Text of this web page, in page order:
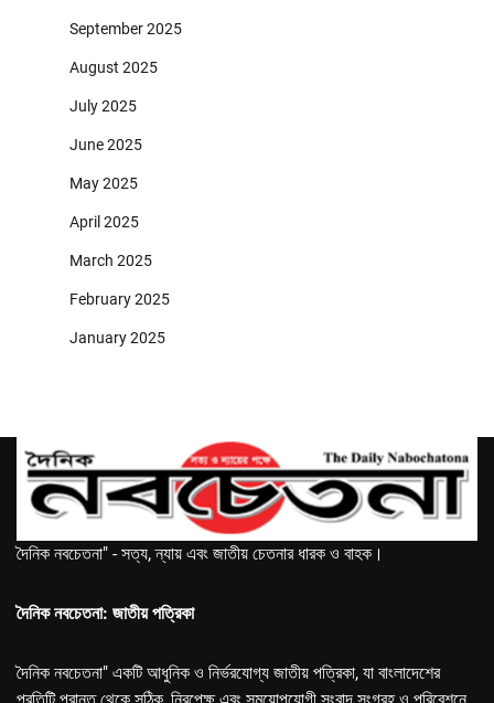
September 2025
August 2025
July 2025
June 2025
May 2025
April 2025
March 2025
February 2025
January 2025
দৈনিক নবচেতনা" - সত্য, ন্যায় এবং জাতীয় চেতনার ধারক ও বাহক।
দৈনিক নবচেতনা: জাতীয় পত্রিকা
দৈনিক নবচেতনা" একটি আধুনিক ও নির্ভরযোগ্য জাতীয় পত্রিকা, যা বাংলাদেশের